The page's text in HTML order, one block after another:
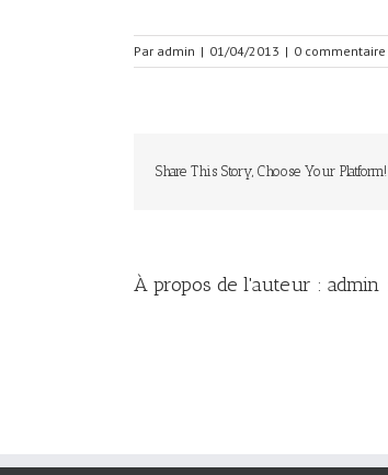
Par admin | 01/04/2013 | 0 commentaire
Share This Story, Choose Your Platform!
À propos de l'auteur : admin